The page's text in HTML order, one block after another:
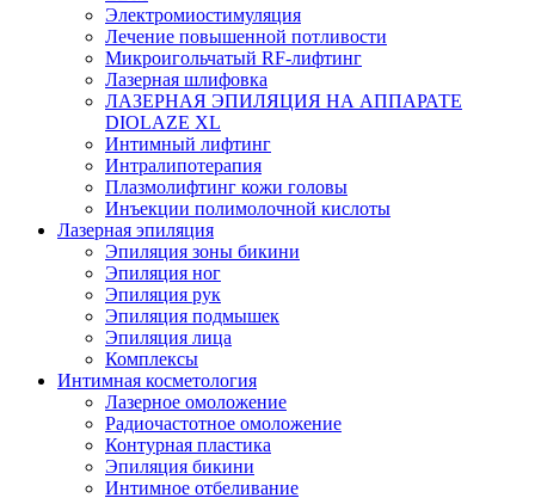
Электромиостимуляция
Лечение повышенной потливости
Микроигольчатый RF-лифтинг
Лазерная шлифовка
ЛАЗЕРНАЯ ЭПИЛЯЦИЯ НА АППАРАТЕ
DIOLAZE XL
Интимный лифтинг
Интралипотерапия
Плазмолифтинг кожи головы
Инъекции полимолочной кислоты
Лазерная эпиляция
Эпиляция зоны бикини
Эпиляция ног
Эпиляция рук
Эпиляция подмышек
Эпиляция лица
Комплексы
Интимная косметология
Лазерное омоложение
Радиочастотное омоложение
Контурная пластика
Эпиляция бикини
Интимное отбеливание